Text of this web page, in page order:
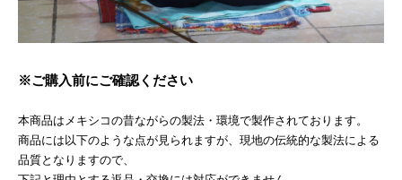
※ご購入前にご確認ください
本商品はメキシコの昔ながらの製法・環境で製作されております。
商品には以下のような点が見られますが、現地の伝統的な製法による
品質となりますので、